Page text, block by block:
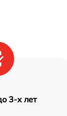
3-х лет